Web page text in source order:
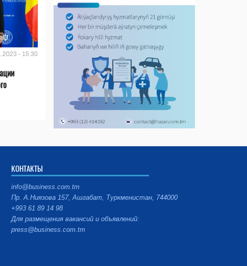
- 15:30
КОНТАКТЫ
info@business.com.tm
Пр. А.Ниязова 157, Ашгабат, Туркменистан, 744000
+993 61 89 14 98
Для размещения вакансий и объявлений:
press@business.com.tm